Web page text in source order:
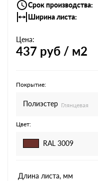
Срок производства
Ширина листа
Цена:
437 руб / м2
Покрытие:
Полиэстер Глянцевая
Цвет:
RAL 3009
Длина листа, мм